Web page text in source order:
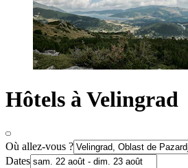
Hôtels à Velingrad
Où allez-vous ?
Dates